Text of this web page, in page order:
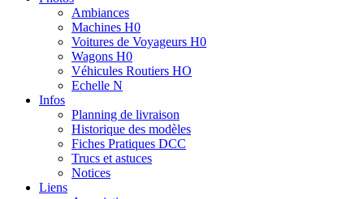
Ambiances
Machines H0
Voitures de Voyageurs H0
Wagons H0
Véhicules Routiers HO
Echelle N
Infos
Planning de livraison
Historique des modèles
Fiches Pratiques DCC
Trucs et astuces
Notices
Liens